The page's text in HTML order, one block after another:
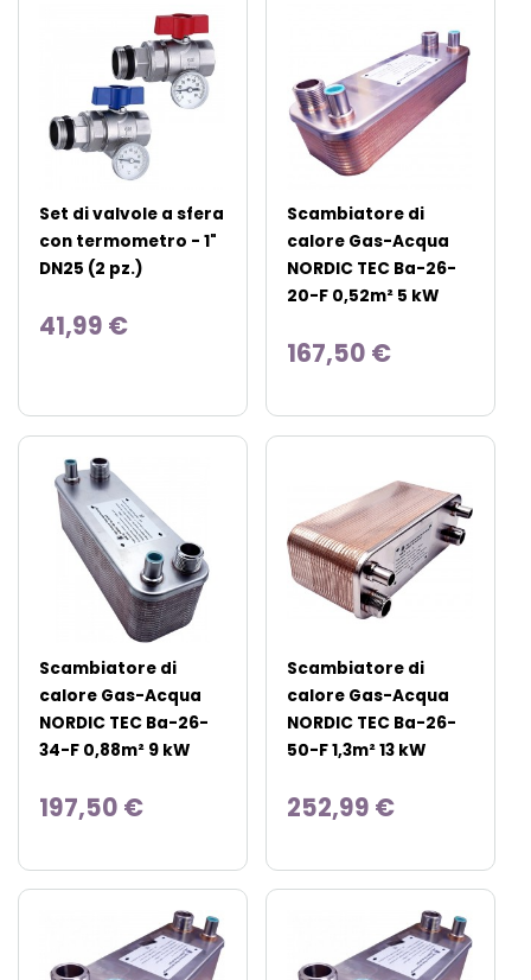
Set di valvole a sfera
con termometro - 1"
DN25 (2 pz.)
41,99 €
Scambiatore di
calore Gas-Acqua
NORDIC TEC Ba-26-
20-F 0,52m² 5 kW
167,50 €
Scambiatore di
calore Gas-Acqua
NORDIC TEC Ba-26-
34-F 0,88m² 9 kW
197,50 €
Scambiatore di
calore Gas-Acqua
NORDIC TEC Ba-26-
50-F 1,3m² 13 kW
252,99 €